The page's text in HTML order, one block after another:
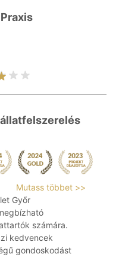
Mutass többet >>
Győr
számára.
kedvencek
gondoskodást